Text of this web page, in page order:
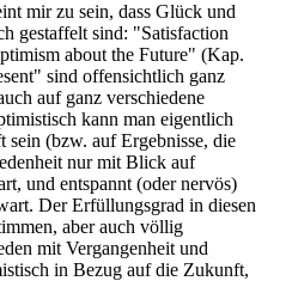
mir zu sein, dass Glück und
gestaffelt sind: "Satisfaction
about the Future" (Kap.
sind offensichtlich ganz
auf ganz verschiedene
kann man eigentlich
(bzw. auf Ergebnisse, die
nur mit Blick auf
und entspannt (oder nervös)
Der Erfüllungsgrad in diesen
aber auch völlig
mit Vergangenheit und
in Bezug auf die Zukunft,